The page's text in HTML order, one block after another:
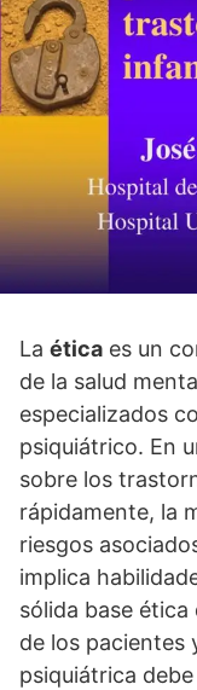
La ética es un
de la salud
especializados
psiquiátrico. En
sobre los
rápidamente, la
riesgos
implica
sólida base ética
de los pacientes
psiquiátrica